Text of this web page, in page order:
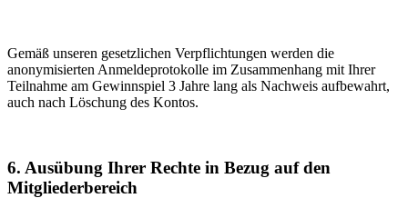
Gemäß unseren gesetzlichen Verpflichtungen werden die
anonymisierten Anmeldeprotokolle im Zusammenhang mit Ihrer
Teilnahme am Gewinnspiel 3 Jahre lang als Nachweis aufbewahrt,
auch nach Löschung des Kontos.
6. Ausübung Ihrer Rechte in Bezug auf den
Mitgliederbereich